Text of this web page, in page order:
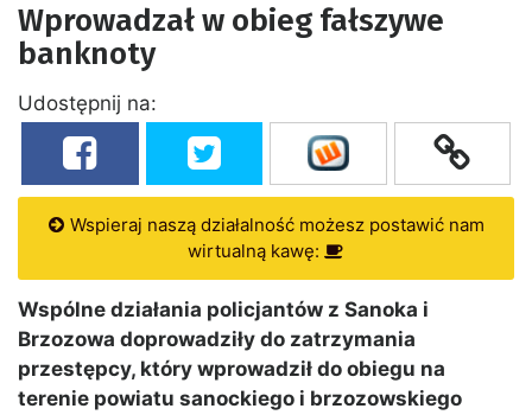
Wprowadzał w obieg fałszywe
banknoty
Udostępnij na:
Wspieraj naszą działalność możesz postawić nam
wirtualną kawę:
Wspólne działania policjantów z Sanoka i
Brzozowa doprowadziły do zatrzymania
przestępcy, który wprowadził do obiegu na
terenie powiatu sanockiego i brzozowskiego